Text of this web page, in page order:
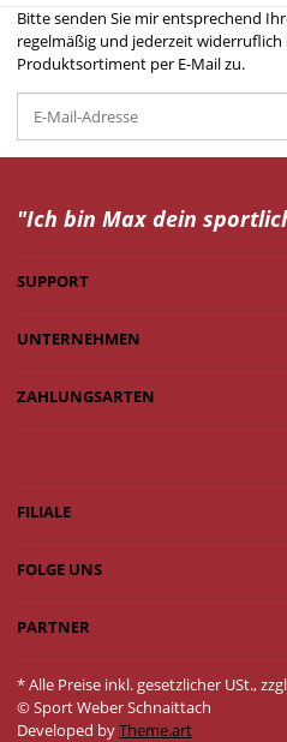
Bitte senden Sie mir entsprechend
regelmäßig und jederzeit
Produktsortiment per E-Mail zu.
"Ich bin Max dein
SUPPORT
UNTERNEHMEN
ZAHLUNGSARTEN
FILIALE
FOLGE UNS
PARTNER
* Alle Preise inkl. gesetzlicher USt.,
© Sport Weber Schnaittach
Developed byTheme.art